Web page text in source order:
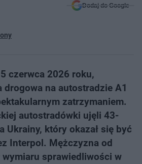
Dodaj do Google
czerwca 2026 roku,
na autostradzie A1
zatrzymaniem.
autostradówki ujęli 43-
Ukrainy, który okazał się być
Interpol. Mężczyzna od
wymiaru sprawiedliwości w